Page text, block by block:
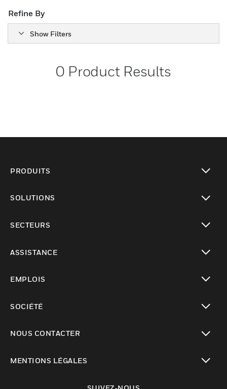
Refine By
Show Filters
0 Product Results
PRODUITS
SOLUTIONS
SECTEURS
ASSISTANCE
EMPLOIS
SOCIÉTÉ
NOUS CONTACTER
MENTIONS LÉGALES